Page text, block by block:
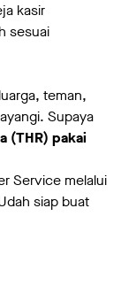
kasir
sesuai
teman,
Supaya
(THR) pakai
Service melalui
siap buat